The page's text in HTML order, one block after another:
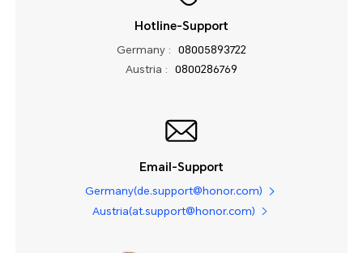
Hotline-Support
Germany :
08005893722
Austria :
0800286769
Email-Support
Germany(de.support@honor.com)
Austria(at.support@honor.com)